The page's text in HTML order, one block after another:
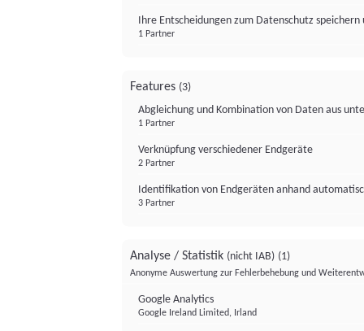
Ihre Entscheidungen zum Datenschutz
1 Partner
Features (3)
Abgleichung und Kombination von Daten aus
1 Partner
Verknüpfung verschiedener Endgeräte
2 Partner
Identifikation von Endgeräten anhand
3 Partner
Analyse / Statistik (nicht IAB) (1)
Anonyme Auswertung zur Fehlerbehebung und
Google Analytics
Google Ireland Limited, Irland